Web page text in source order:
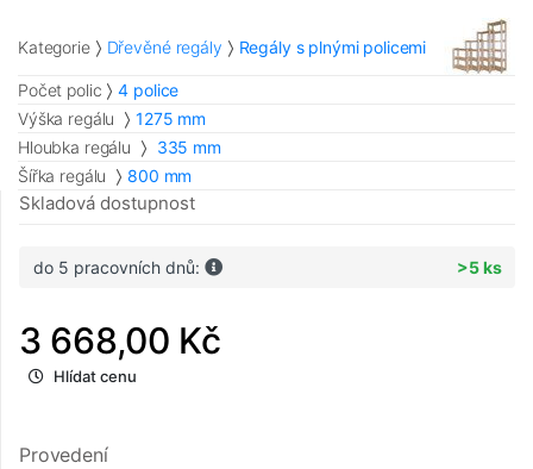
Kategorie Dřevěné regály Regály s plnými policemi
Počet polic
4 police
Výška regálu
1275 mm
Hloubka regálu
335 mm
Šířka regálu
800 mm
Skladová dostupnost
do 5 pracovních dnů: >5 ks
3 668,00 Kč
Hlídat cenu
Provedení